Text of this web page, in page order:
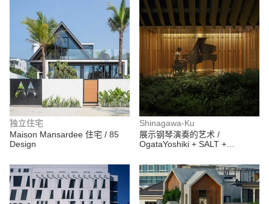
独立住宅
Maison Mansardee 住宅 / 85
Design
Shinagawa-Ku
展示钢琴演奏的艺术 /
OgataYoshiki + SALT +